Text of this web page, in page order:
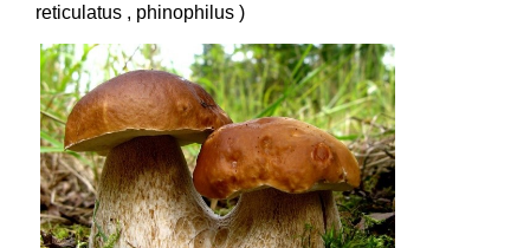
reticulatus , phinophilus )